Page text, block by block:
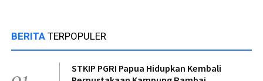
BERITA TERPOPULER
STKIP PGRI Papua Hidupkan Kembali